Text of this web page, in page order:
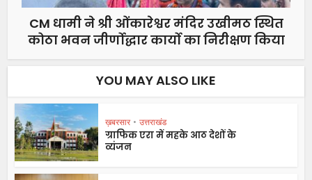
CM धामी ने श्री ओंकारेश्वर मंदिर उखीमठ स्थित
कोठा भवन जीर्णाेद्धार कार्याे का निरीक्षण किया
YOU MAY ALSO LIKE
ख़बरसार • उत्तराखंड
ग्राफिक एरा में महके आठ देशों के
व्यंजन